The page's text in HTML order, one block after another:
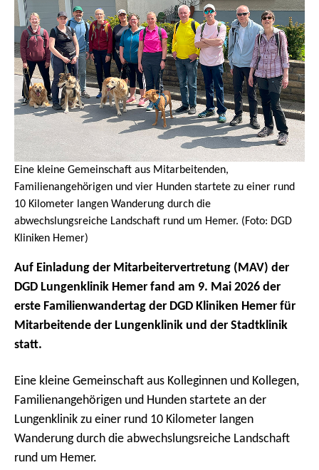
Eine kleine Gemeinschaft aus Mitarbeitenden,
Familienangehörigen und vier Hunden startete zu einer rund
10 Kilometer langen Wanderung durch die
abwechslungsreiche Landschaft rund um Hemer. (Foto: DGD
Kliniken Hemer)
Auf Einladung der Mitarbeitervertretung (MAV) der
DGD Lungenklinik Hemer fand am 9. Mai 2026 der
erste Familienwandertag der DGD Kliniken Hemer für
Mitarbeitende der Lungenklinik und der Stadtklinik
statt.
Eine kleine Gemeinschaft aus Kolleginnen und Kollegen,
Familienangehörigen und Hunden startete an der
Lungenklinik zu einer rund 10 Kilometer langen
Wanderung durch die abwechslungsreiche Landschaft
rund um Hemer.